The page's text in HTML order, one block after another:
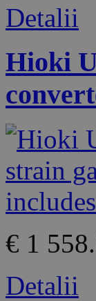
Detalii
Hioki
€ 1
Detalii